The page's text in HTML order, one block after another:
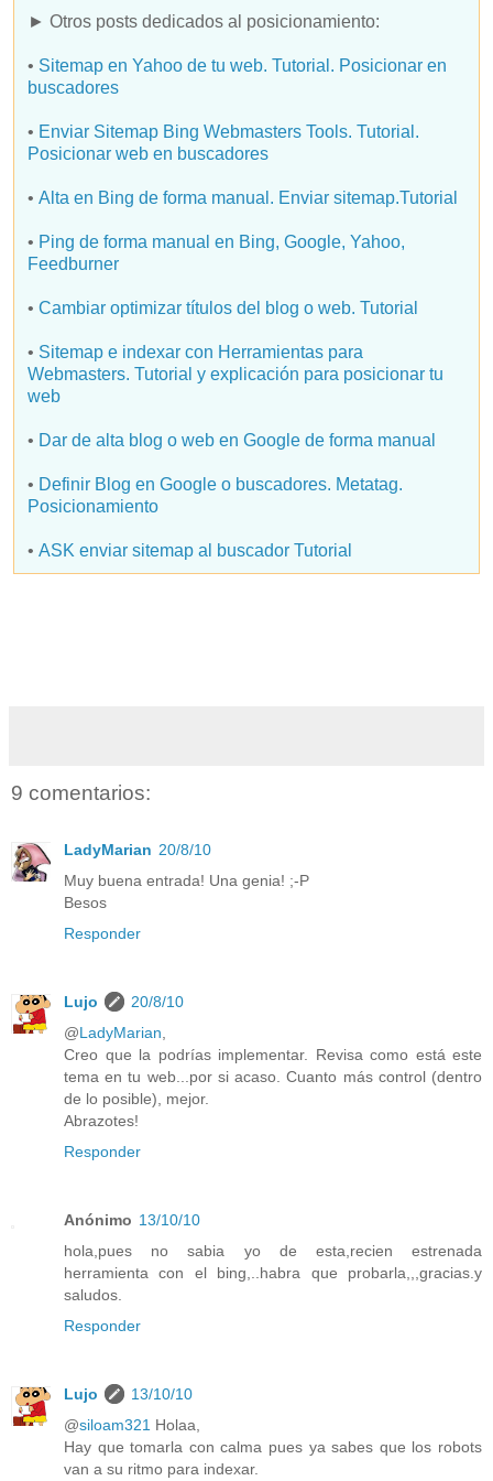
► Otros posts dedicados al posicionamiento:
• Sitemap en Yahoo de tu web. Tutorial. Posicionar en
buscadores
• Enviar Sitemap Bing Webmasters Tools. Tutorial.
Posicionar web en buscadores
• Alta en Bing de forma manual. Enviar sitemap.Tutorial
• Ping de forma manual en Bing, Google, Yahoo,
Feedburner
• Cambiar optimizar títulos del blog o web. Tutorial
• Sitemap e indexar con Herramientas para
Webmasters. Tutorial y explicación para posicionar tu
web
• Dar de alta blog o web en Google de forma manual
• Definir Blog en Google o buscadores. Metatag.
Posicionamiento
• ASK enviar sitemap al buscador Tutorial
9 comentarios:
LadyMarian 20/8/10
Muy buena entrada! Una genia! ;-P
Besos
Responder
Lujo
20/8/10
@LadyMarian,
Creo que la podrías implementar. Revisa como está este
tema en tu web...por si acaso. Cuanto más control (dentro
de lo posible), mejor.
Abrazotes!
Responder
Anónimo 13/10/10
hola,pues no sabia yo de esta,recien estrenada
herramienta con el bing,..habra que probarla,,,gracias.y
saludos.
Responder
Lujo
13/10/10
@siloam321 Holaa,
Hay que tomarla con calma pues ya sabes que los robots
van a su ritmo para indexar.